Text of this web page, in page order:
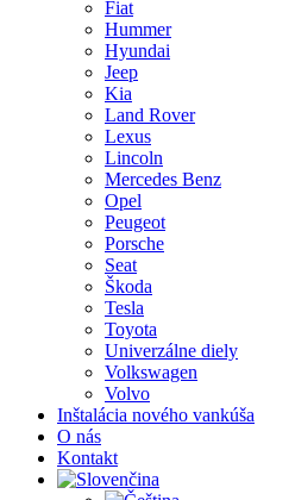
Fiat
Hummer
Hyundai
Jeep
Kia
Land Rover
Lexus
Lincoln
Mercedes Benz
Opel
Peugeot
Porsche
Seat
Škoda
Tesla
Toyota
Univerzálne diely
Volkswagen
Volvo
Inštalácia nového vankúša
O nás
Kontakt